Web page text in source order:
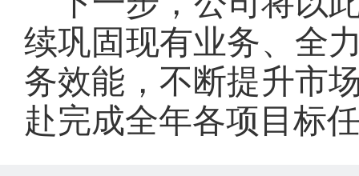
续巩固现有业务、全
务效能，不断提升市
赴完成全年各项目标